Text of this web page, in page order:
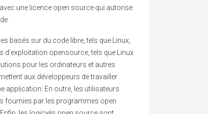
une licence open source qui autorise
basés sur du code libre, tels que Linux,
d’exploitation opensource, tels que Linux
pour les ordinateurs et autres
aux développeurs de travailler
application. En outre, les utilisateurs
fournies par les programmes open